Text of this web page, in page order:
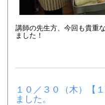
講師の先生方、今回も貴重
ました！
１０／３０（木）【
ました。